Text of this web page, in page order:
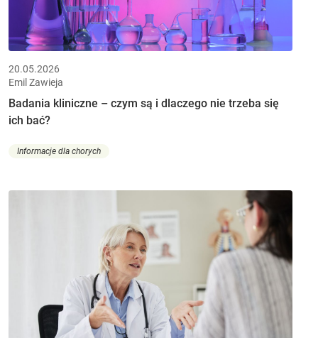
20.05.2026
Emil Zawieja
Badania kliniczne – czym są i dlaczego nie trzeba się
ich bać?
Informacje dla chorych